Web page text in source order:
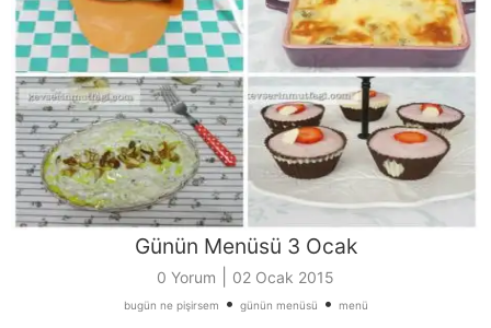
Günün Menüsü 3 Ocak
0 Yorum 02 Ocak 2015
bugün ne pişirsem • günün menüsü • menü